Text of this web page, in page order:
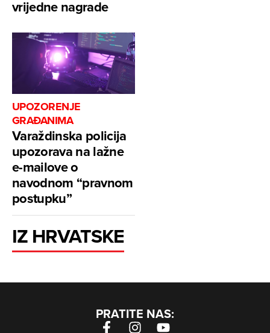
vrijedne nagrade
UPOZORENJE
GRAĐANIMA
Varaždinska policija
upozorava na lažne
e-mailove o
navodnom “pravnom
postupku”
IZ HRVATSKE
PRATITE NAS: